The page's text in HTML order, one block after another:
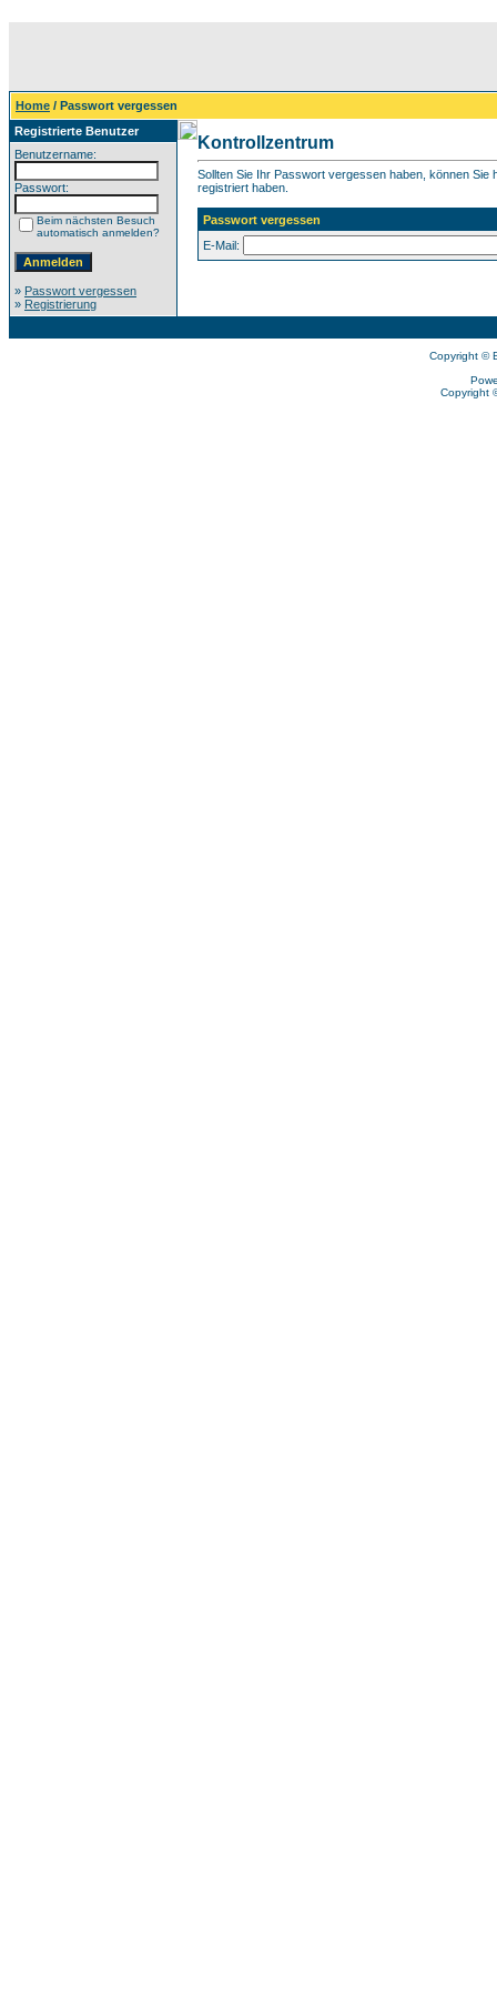
Home / Passwort vergessen
Registrierte Benutzer
Benutzername:
Passwort:
Beim nächsten Besuch
automatisch anmelden?
» Passwort vergessen
» Registrierung
Kontrollzentrum
Sollten Sie Ihr Passwort vergessen haben, können
registriert haben.
Passwort vergessen
E-Mail:
Copyright ©
Copyright